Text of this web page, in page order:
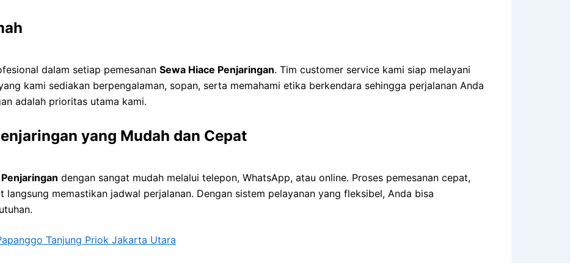
dalam setiap pemesanan Sewa Hiace Penjaringan. Tim customer service kami siap melayani
kami sediakan berpengalaman, sopan, serta memahami etika berkendara sehingga perjalanan Anda
adalah prioritas utama kami.
yang Mudah dan Cepat
dengan sangat mudah melalui telepon, WhatsApp, atau online. Proses pemesanan cepat,
memastikan jadwal perjalanan. Dengan sistem pelayanan yang fleksibel, Anda bisa
Tanjung Priok Jakarta Utara